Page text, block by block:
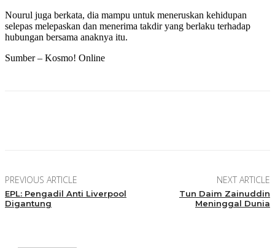
Nourul juga berkata, dia mampu untuk meneruskan kehidupan
selepas melepaskan dan menerima takdir yang berlaku terhadap
hubungan bersama anaknya itu.
Sumber – Kosmo! Online
PREVIOUS ARTICLE
EPL: Pengadil Anti Liverpool
Digantung
NEXT ARTICLE
Tun Daim Zainuddin
Meninggal Dunia